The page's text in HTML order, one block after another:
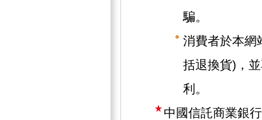
騙。
消費者於本網
括退換貨)，
利。
中國信託商業銀